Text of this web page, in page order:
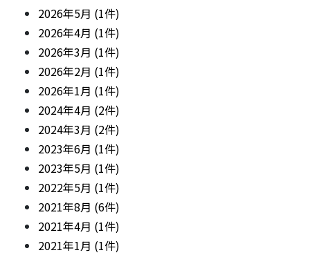
2026年5月 (1件)
2026年4月 (1件)
2026年3月 (1件)
2026年2月 (1件)
2026年1月 (1件)
2024年4月 (2件)
2024年3月 (2件)
2023年6月 (1件)
2023年5月 (1件)
2022年5月 (1件)
2021年8月 (6件)
2021年4月 (1件)
2021年1月 (1件)